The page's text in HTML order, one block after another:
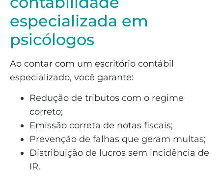
especializada em
psicólogos
Ao contar com um escritório contábil
especializado, você garante:
Redução de tributos com o regime
correto;
Emissão correta de notas fiscais;
Prevenção de falhas que geram multas;
Distribuição de lucros sem incidência de
IR.